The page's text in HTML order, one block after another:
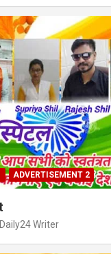
ADVERTISEMENT 2
Daily24 Writer